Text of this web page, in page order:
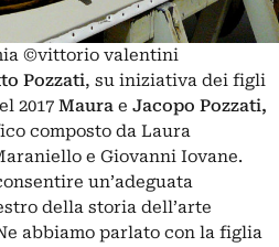
©vittorio valentini
Pozzati, su iniziativa dei figli
2017 Maura e Jacopo Pozzati,
composto da Laura
e Giovanni Iovane.
un’adeguata
della storia dell’arte
abbiamo parlato con la figlia